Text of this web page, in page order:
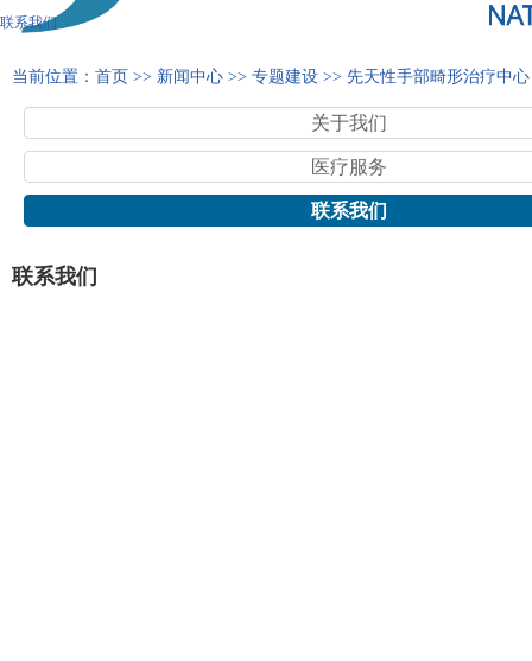
联系我们
当前位置： 首页 >> 新闻中心 >> 专题建设 >> 先天性手部畸形治疗中心
关于我们
医疗服务
联系我们
联系我们